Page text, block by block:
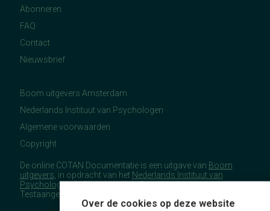
Over de cookies op deze website
Abonneren
FAQ
Contact
Nieuwsbrief
Boom uitgevers Amsterdam
Nederlands Instituut van Psychologen
Algemene voorwaarden
Copyright
De online COTAN Documentatie is een uitgave van Boom
uitgevers , in opdracht van het Nederlands Instituut van
Psychologen(NIP), namens de Commissie
Testaangelegenheden Nederland (COTAN).